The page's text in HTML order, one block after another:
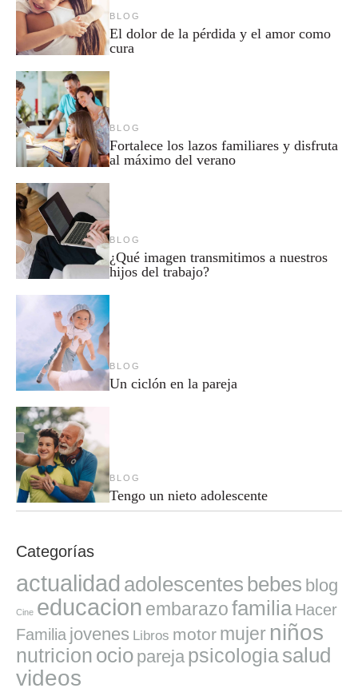
BLOG
El dolor de la pérdida y el amor como
cura
BLOG
Fortalece los lazos familiares y disfruta
al máximo del verano
BLOG
¿Qué imagen transmitimos a nuestros
hijos del trabajo?
BLOG
Un ciclón en la pareja
BLOG
Tengo un nieto adolescente
Categorías
actualidad adolescentes bebes blog
Cine educacion embarazofamilia Hacer
Familia jovenes Libros motor mujer niños
nutricion ocio pareja psicologiasalud
videos